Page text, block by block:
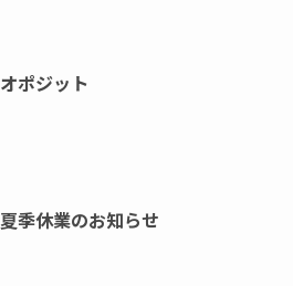
オポジット
夏季休業のお知らせ